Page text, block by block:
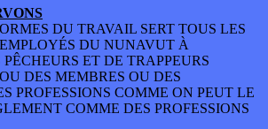
DU TRAVAIL SERT TOUS LES
DU NUNAVUT À
ET DE TRAPPEURS
DES MEMBRES OU DES
PROFESSIONS COMME ON PEUT LE
COMME DES PROFESSIONS